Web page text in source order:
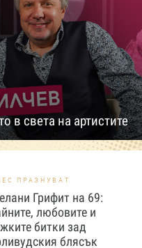
в света на артистите
ПРАЗНУВАТ
Грифит на 69:
любовите и
битки зад
блясък